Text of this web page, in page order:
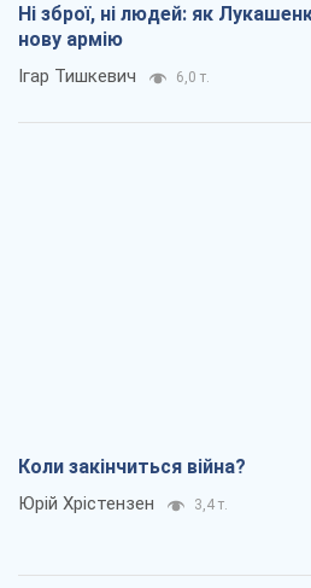
Ні зброї, ні людей: як
нову армію
Ігар Тишкевич 6,0 т.
Коли закінчиться війна?
Юрій Хрістензен 3,4 т.